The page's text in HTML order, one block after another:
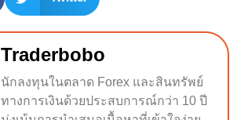
Traderbobo
นักลงทุนในตลาด Forex และสินทรัพย์
ทางการเงินด้วยประสบการณ์กว่า 10 ปี